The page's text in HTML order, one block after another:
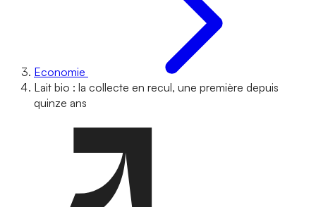
Economie
Lait bio : la collecte en recul, une première depuis
quinze ans